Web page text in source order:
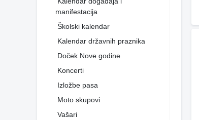
manifestacija
Školski kalendar
Kalendar državnih praznika
Doček Nove godine
Koncerti
Izložbe pasa
Moto skupovi
Vašari